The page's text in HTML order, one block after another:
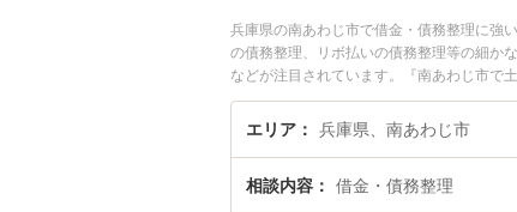
兵庫県の南あわじ市で借金・債務整理に強
の債務整理、リボ払いの債務整理等の細か
などが注目されています。『南あわじ市で
弁護士を検索したい』『初回相談無料で借
エリア 兵庫県、南あわじ市
相談内容 借金・債務整理